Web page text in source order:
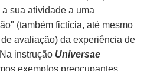
sua atividade a uma
(também fictícia, até mesmo
avaliação) da experiência de
instrução Universae
exemplos preocupantes